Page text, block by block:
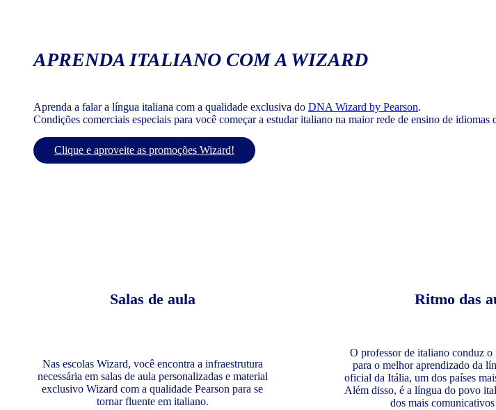
APRENDA ITALIANO COM A WIZARD
Aprenda a falar a língua italiana com a qualidade exclusiva do DNA Wizard by Pearson.
Condições comerciais especiais para você começar a estudar italiano na maior rede de ensino de idiomas
Clique e aproveite as promoções Wizard!
Salas de aula
Nas escolas Wizard, você encontra a infraestrutura
necessária em salas de aula personalizadas e material
exclusivo Wizard com a qualidade Pearson para se
tornar fluente em italiano.
Ritmo das
O professor de italiano conduz o
para o melhor aprendizado da
oficial da Itália, um dos países
Além disso, é a língua do povo
dos mais